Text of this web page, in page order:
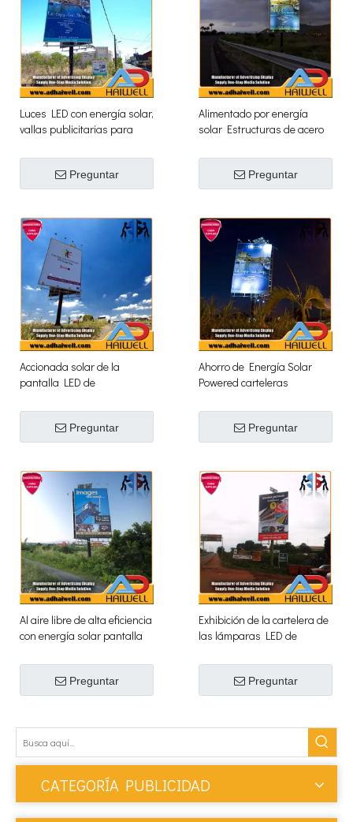
Luces LED con energía solar,
vallas publicitarias para
Preguntar
Alimentado por energía
solar Estructuras de acero
cartelera
Preguntar
Accionada solar de la
pantalla LED de
cartelera
Preguntar
Ahorro de Energía Solar
Powered carteleras
Preguntar
Al aire libre de alta eficiencia
con energía solar pantalla
Preguntar
Exhibición de la cartelera de
las lámparas LED de
Preguntar
CATEGORÍA PUBLICIDAD